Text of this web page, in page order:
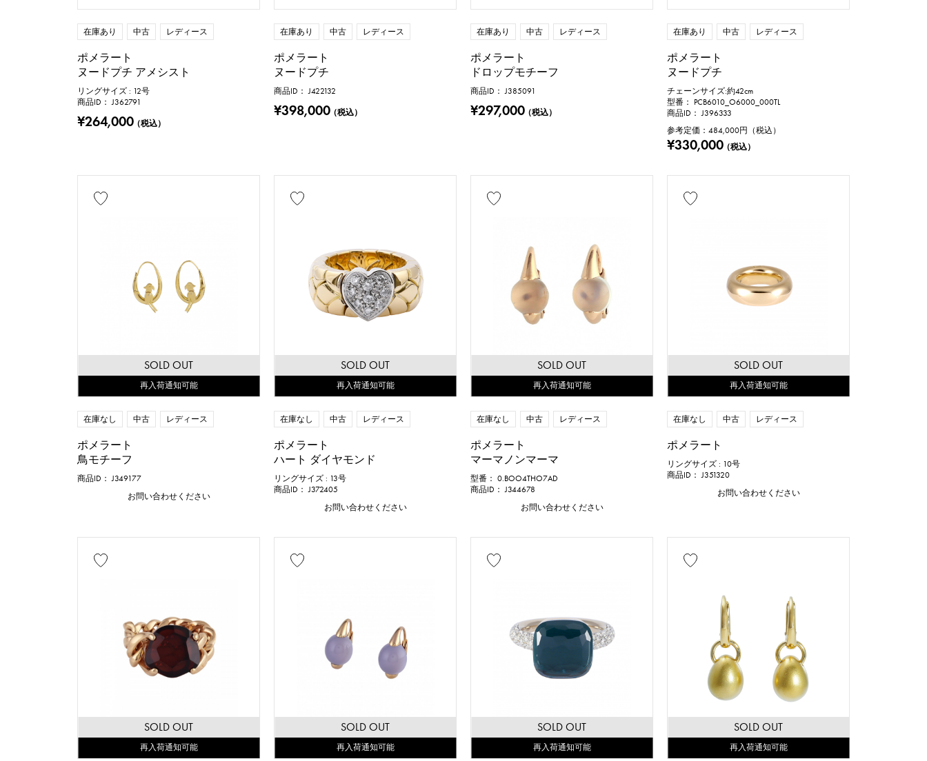
在庫あり 中古 レディース
ポメラート
ヌードプチ アメシスト
リングサイズ : 12号
商品ID： J362791
¥264,000（税込）
在庫あり 中古 レディース
ポメラート
ヌードプチ
商品ID： J422132
¥398,000（税込）
在庫あり 中古 レディース
ポメラート
ドロップモチーフ
商品ID： J385091
¥297,000（税込）
在庫あり 中古 レディース
ポメラート
ヌードプチ
チェーンサイズ:約42cm
型番： PCB6010_O6000_000TL
商品ID： J396333
参考定価： 484,000円（税込）
¥330,000（税込）
SOLD OUT
再入荷通知可能
在庫なし 中古 レディース
ポメラート
鳥モチーフ
商品ID： J349177
お問い合わせください
SOLD OUT
再入荷通知可能
在庫なし 中古 レディース
ポメラート
ハート ダイヤモンド
リングサイズ : 13号
商品ID： J372405
お問い合わせください
SOLD OUT
再入荷通知可能
在庫なし 中古 レディース
ポメラート
マーマノンマーマ
型番： 0.BOO4THO7AD
商品ID： J344678
お問い合わせください
SOLD OUT
再入荷通知可能
在庫なし 中古 レディース
ポメラート
リングサイズ : 10号
商品ID： J351320
お問い合わせください
SOLD OUT
再入荷通知可能
SOLD OUT
再入荷通知可能
SOLD OUT
再入荷通知可能
SOLD OUT
再入荷通知可能